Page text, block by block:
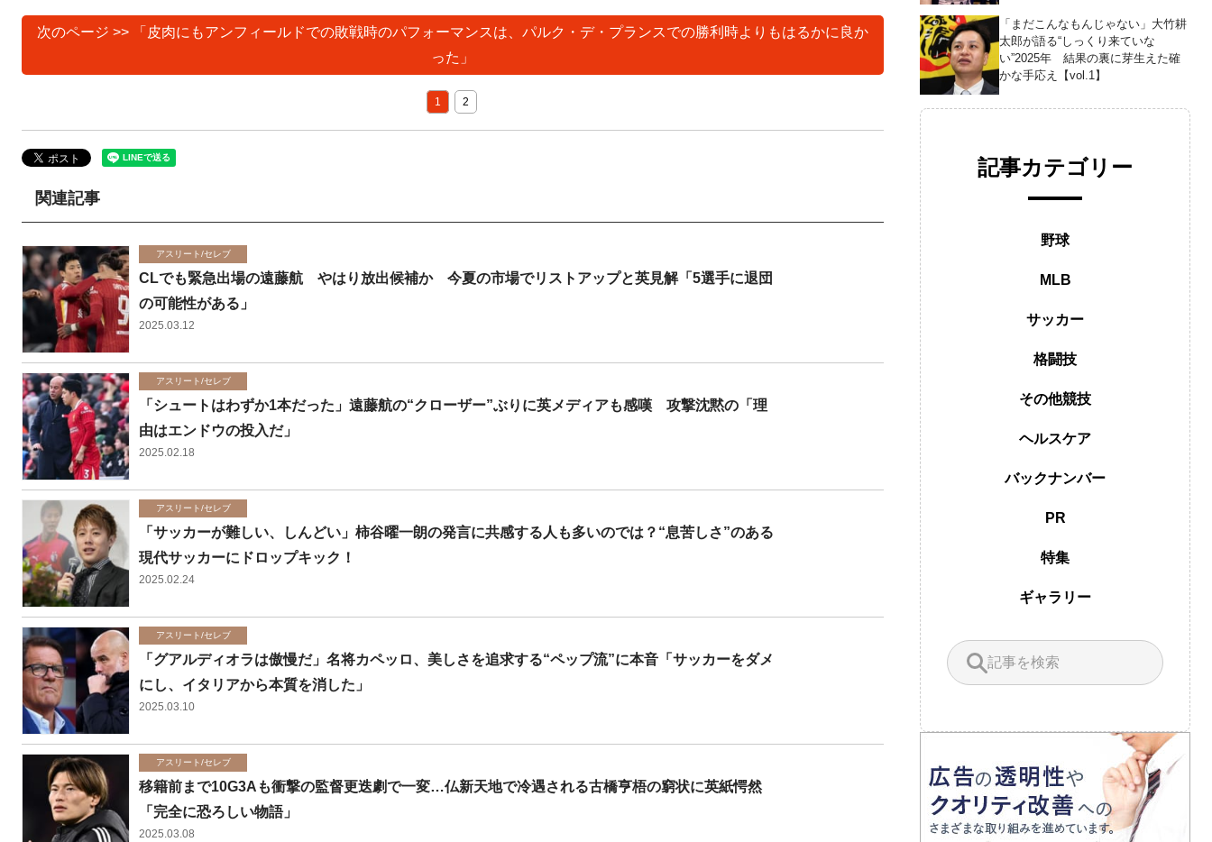
次のページ >> 「皮肉にもアンフィールドでの敗戦時のパフォーマンスは、パルク・デ・プランスでの勝利時よりもはるかに良か
った」
1 2
関連記事
アスリート/セレブ
CLでも緊急出場の遠藤航 やはり放出候補か 今夏の市場でリストアップと英見解「5選手に退団
の可能性がある」
2025.03.12
アスリート/セレブ
「シュートはわずか1本だった」遠藤航の“クローザー”ぶりに英メディアも感嘆 攻撃沈黙の「理
由はエンドウの投入だ」
2025.02.18
アスリート/セレブ
「サッカーが難しい、しんどい」柿谷曜一朗の発言に共感する人も多いのでは？“息苦しさ”のある
現代サッカーにドロップキック！
2025.02.24
アスリート/セレブ
「グアルディオラは傲慢だ」名将カペッロ、美しさを追求する“ペップ流”に本音「サッカーをダメ
にし、イタリアから本質を消した」
2025.03.10
アスリート/セレブ
移籍前まで10G3Aも衝撃の監督更迭劇で一変…仏新天地で冷遇される古橋亨梧の窮状に英紙愕然
「完全に恐ろしい物語」
2025.03.08
「まだこんなもんじゃない」大竹耕
太郎が語る“しっくり来ていな
い”2025年 結果の裏に芽生えた確
かな手応え【vol.1】
記事カテゴリー
野球
MLB
サッカー
格闘技
その他競技
ヘルスケア
バックナンバー
PR
特集
ギャラリー